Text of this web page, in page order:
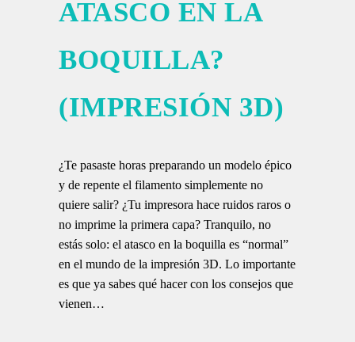
ATASCO EN LA
BOQUILLA?
(IMPRESIÓN 3D)
¿Te pasaste horas preparando un modelo épico
y de repente el filamento simplemente no
quiere salir? ¿Tu impresora hace ruidos raros o
no imprime la primera capa? Tranquilo, no
estás solo: el atasco en la boquilla es “normal”
en el mundo de la impresión 3D. Lo importante
es que ya sabes qué hacer con los consejos que
vienen…